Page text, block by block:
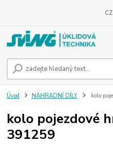
Úvod NÁHRADNÍ DÍLY kolo
kolo pojezdové
391259